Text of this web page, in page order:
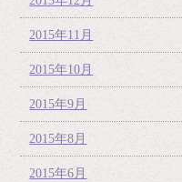
2015年11月
2015年10月
2015年9月
2015年8月
2015年6月